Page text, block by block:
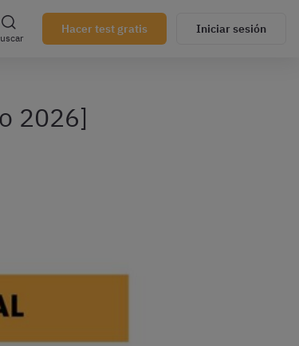
Hacer test gratis Iniciar sesión
2026]